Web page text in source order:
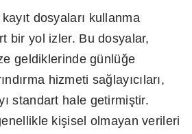
dosyaları kullanma
bir yol izler. Bu dosyalar,
geldiklerinde günlüğe
hizmeti sağlayıcıları,
standart hale getirmiştir.
kişisel olmayan verileri